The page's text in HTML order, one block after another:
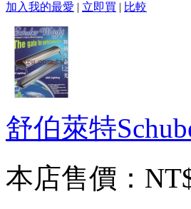
加入我的最愛 | 立即買 | 比較
舒伯萊特
本店售價：